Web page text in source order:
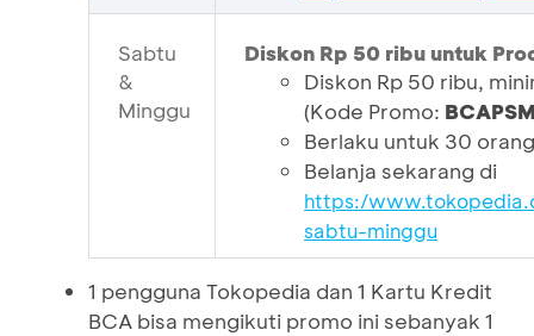
Sabtu
&
Minggu
Diskon Rp 50 ribu untuk
Diskon Rp 50 ribu,
(Kode Promo:
Berlaku untuk 30
Belanja sekarang di
https:/
sabtu-minggu
1 pengguna Tokopedia dan 1 Kartu Kredit
BCA bisa mengikuti promo ini sebanyak 1